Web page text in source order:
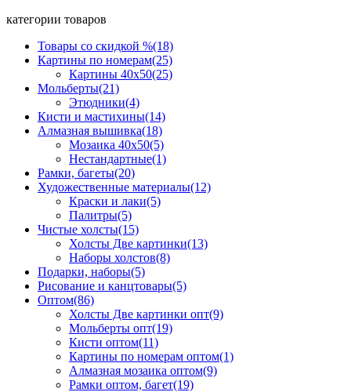
категории товаров
Товары со скидкой %(18)
Картины по номерам(25)
Картины 40x50(25)
Мольберты(21)
Этюдники(4)
Кисти и мастихины(14)
Алмазная вышивка(18)
Мозаика 40x50(5)
Нестандартные(1)
Рамки, багеты(20)
Художественные материалы(12)
Краски и лаки(5)
Палитры(5)
Чистые холсты(15)
Холсты Две картинки(13)
Наборы холстов(8)
Подарки, наборы(5)
Рисование и канцтовары(5)
Оптом(86)
Холсты Две картинки опт(9)
Мольберты опт(19)
Кисти оптом(11)
Картины по номерам оптом(1)
Алмазная мозаика оптом(9)
Рамки оптом, багет(19)